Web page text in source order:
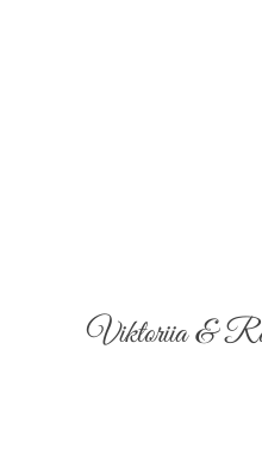
Viktoriia &